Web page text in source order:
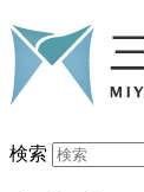
検索